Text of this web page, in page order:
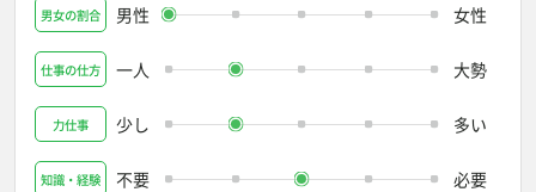
男女の割合 男性 女性
仕事の仕方 一人 大勢
力仕事 少し 多い
知識・経験 不要 必要